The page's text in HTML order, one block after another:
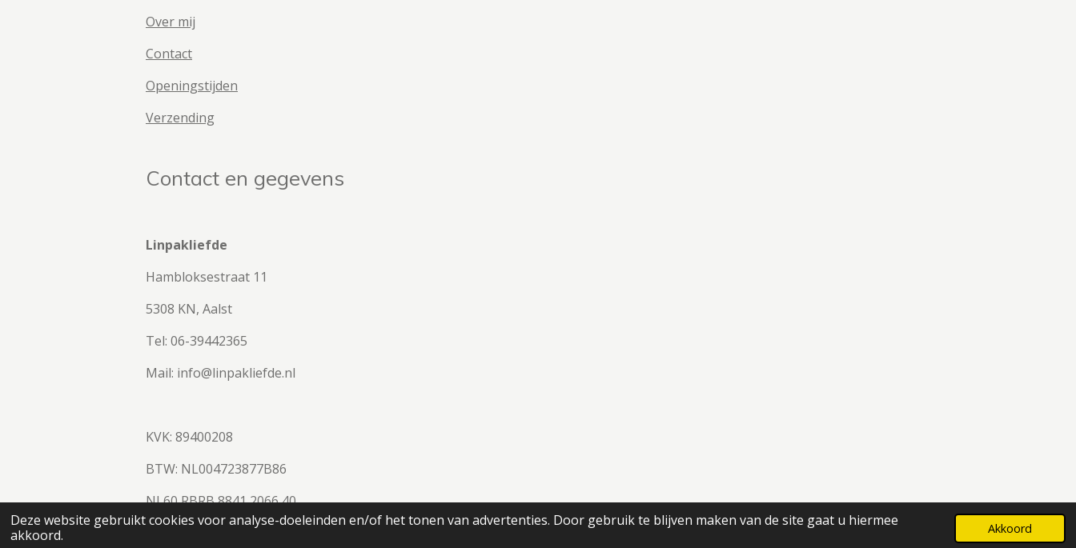
Deze website gebruikt cookies voor analyse-doeleinden en/of het tonen van advertenties. Door gebruik te blijven maken van de site gaat u hiermee
akkoord.
Akkoord
Over mij
Contact
Openingstijden
Verzending
Contact en gegevens
Linpakliefde
Hambloksestraat 11
5308 KN, Aalst
Tel: 06-39442365
Mail: info@linpakliefde.nl
KVK: 89400208
BTW: NL004723877B86
NL60 RBRB 8841 2066 40
© 2023 - 2026 Linpakliefde
Powered byJouwWeb